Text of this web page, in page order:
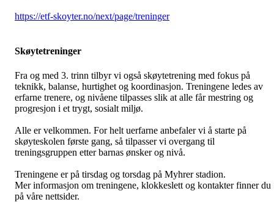
https://etf-skoyter.no/next/page/treninger
Skøytetreninger
Fra og med 3. trinn tilbyr vi også skøytetrening med fokus på
teknikk, balanse, hurtighet og koordinasjon. Treningene ledes av
erfarne trenere, og nivåene tilpasses slik at alle får mestring og
progresjon i et trygt, sosialt miljø.
Alle er velkommen. For helt uerfarne anbefaler vi å starte på
skøyteskolen første gang, så tilpasser vi overgang til
treningsgruppen etter barnas ønsker og nivå.
Treningene er på tirsdag og torsdag på Myhrer stadion.
Mer informasjon om treningene, klokkeslett og kontakter finner du
på våre nettsider.